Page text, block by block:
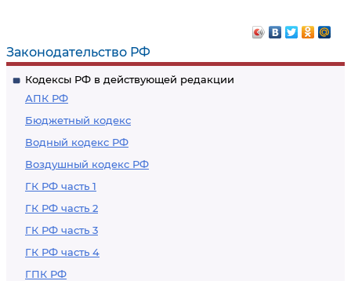
Законодательство РФ
Кодексы РФ в действующей редакции
АПК РФ
Бюджетный кодекс
Водный кодекс РФ
Воздушный кодекс РФ
ГК РФ часть 1
ГК РФ часть 2
ГК РФ часть 3
ГК РФ часть 4
ГПК РФ